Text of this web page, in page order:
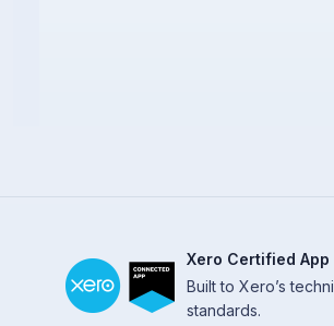
Xero Certified App
Built to Xero’s
standards.